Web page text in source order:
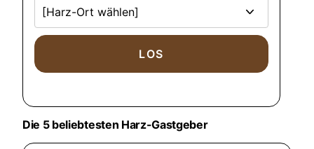
Die 5 beliebtesten Harz-Gastgeber